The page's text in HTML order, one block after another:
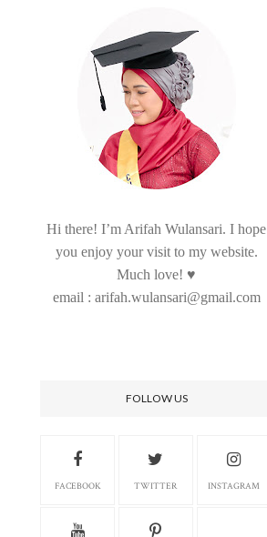
Hi there! I’m Arifah Wulansari. I hope
you enjoy your visit to my website.
Much love! ♥
email : arifah.wulansari@gmail.com
FOLLOW US
FACEBOOK TWITTER INSTAGRAM